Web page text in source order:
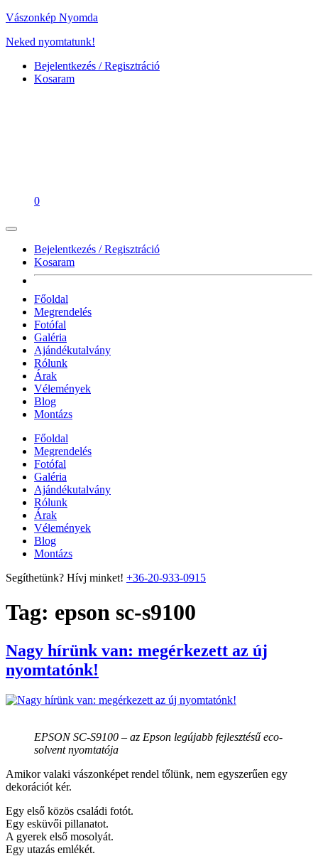
Vászonkép Nyomda
Neked nyomtatunk!
Bejelentkezés / Regisztráció
Kosaram
0
Bejelentkezés / Regisztráció
Kosaram
Főoldal
Megrendelés
Fotófal
Galéria
Ajándékutalvány
Rólunk
Árak
Vélemények
Blog
Montázs
Főoldal
Megrendelés
Fotófal
Galéria
Ajándékutalvány
Rólunk
Árak
Vélemények
Blog
Montázs
Segíthetünk? Hívj minket! +36-20-933-0915
Tag: epson sc-s9100
Nagy hírünk van: megérkezett az új
nyomtatónk!
EPSON SC-S9100 – az Epson legújabb fejlesztésű eco-
solvent nyomtatója
Amikor valaki vászonképet rendel tőlünk, nem egyszerűen egy
dekorációt kér.
Egy első közös családi fotót.
Egy esküvői pillanatot.
A gyerek első mosolyát.
Egy utazás emlékét.